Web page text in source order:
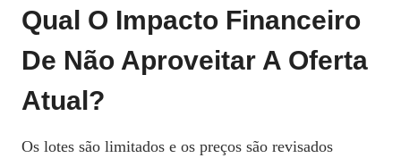
Qual O Impacto Financeiro
De Não Aproveitar A Oferta
Atual?
Os lotes são limitados e os preços são revisados